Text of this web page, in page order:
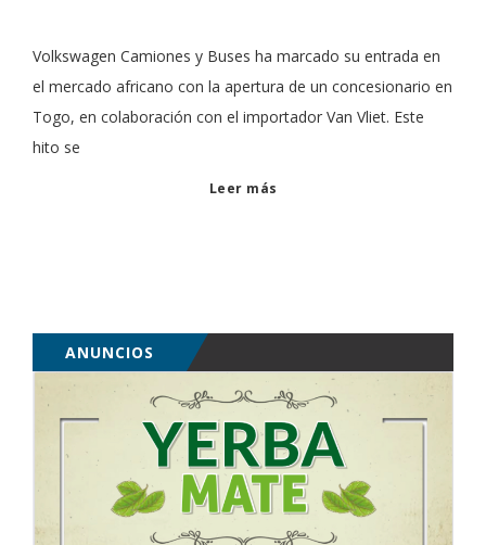
Volkswagen Camiones y Buses ha marcado su entrada en
el mercado africano con la apertura de un concesionario en
Togo, en colaboración con el importador Van Vliet. Este
hito se
Leer más
ANUNCIOS